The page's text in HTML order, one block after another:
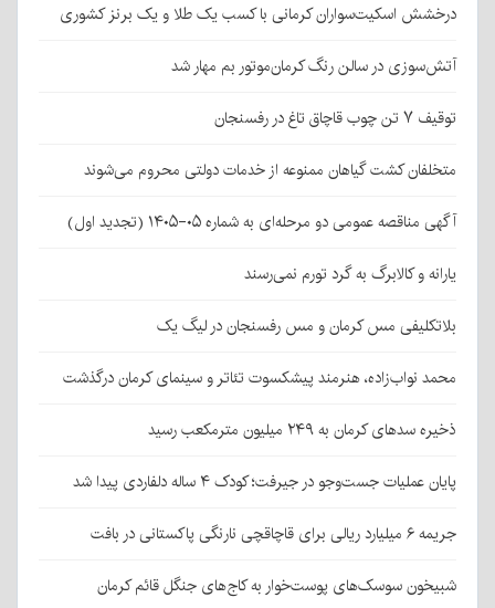
درخشش اسکیت‌سواران کرمانی با کسب یک طلا و یک برنز کشوری
آتش‌سوزی در سالن رنگ کرمان‌موتور بم مهار شد
توقیف ۷ تن چوب قاچاق تاغ در رفسنجان
متخلفان کشت گیاهان ممنوعه از خدمات دولتی محروم می‌شوند
آگهی مناقصه عمومی دو مرحله‌ای به شماره ۰۵-۱۴۰۵ (تجدید اول)
یارانه و کالابرگ به گرد تورم نمی‌رسند
بلاتکلیفی مس کرمان و مس رفسنجان در لیگ یک
محمد نواب‌زاده، هنرمند پیشکسوت تئاتر و سینمای کرمان درگذشت
ذخیره سدهای کرمان به ۲۴۹ میلیون مترمکعب رسید
پایان عملیات جست‌وجو در جیرفت؛ کودک ۴ ساله دلفاردی پیدا شد
جریمه ۶ میلیارد ریالی برای قاچاقچی نارنگی پاکستانی در بافت
شبیخون سوسک‌های پوست‌خوار به کاج‌های جنگل قائم کرمان